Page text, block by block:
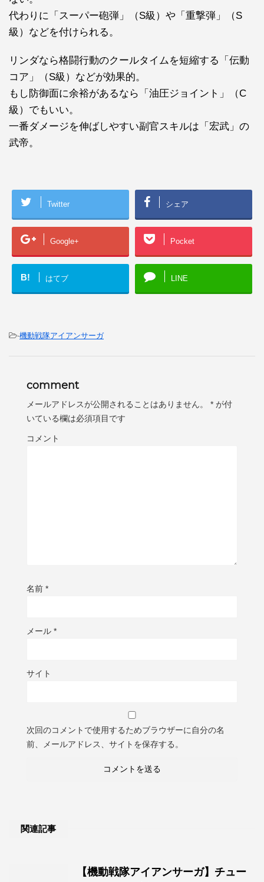
代わりに「スーパー砲弾」（S級）や「重撃弾」（S
級）などを付けられる。
リンダなら格闘行動のクールタイムを短縮する「伝動
コア」（S級）などが効果的。
もし防御面に余裕があるなら「油圧ジョイント」（C
級）でもいい。
一番ダメージを伸ばしやすい副官スキルは「宏武」の
武帝。
Twitter シェア
Google+ Pocket
B! はてブ LINE
-機動戦隊アイアンサーガ
comment
メールアドレスが公開されることはありません。 * が付
いている欄は必須項目です
コメント
名前 *
メール *
サイト
次回のコメントで使用するためブラウザーに自分の名
前、メールアドレス、サイトを保存する。
関連記事
【機動戦隊アイアンサーガ】チュー